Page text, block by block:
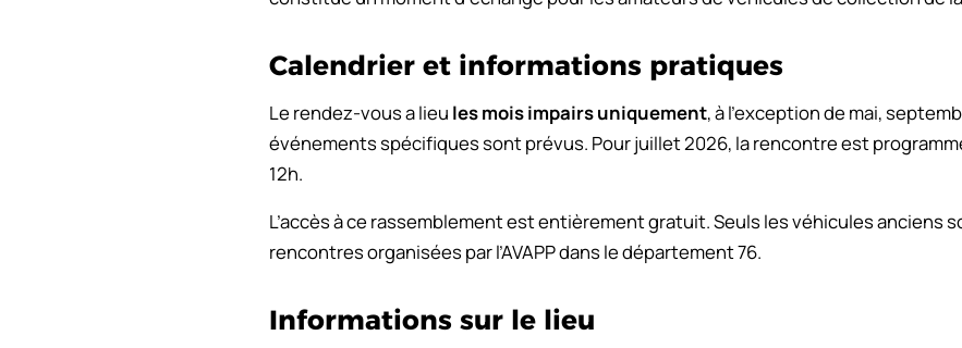
Calendrier et informations pratiques
Le rendez-vous a lieu les mois impairs uniquement, à l’exception de mai,
événements spécifiques sont prévus. Pour juillet 2026, la rencontre est
12h.
L’accès à ce rassemblement est entièrement gratuit. Seuls les véhicules anciens
rencontres organisées par l’AVAPP dans le département 76.
Informations sur le lieu